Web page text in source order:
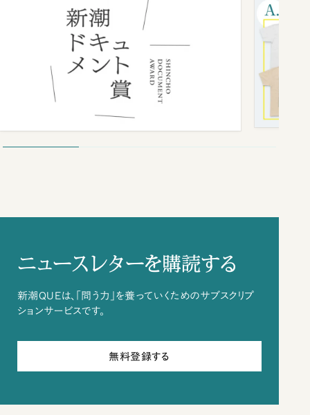
ニュースレターを購読する
新潮QUEは、「問う力」を養っていくためのサブスクリプ
ションサービスです。
無料登録する